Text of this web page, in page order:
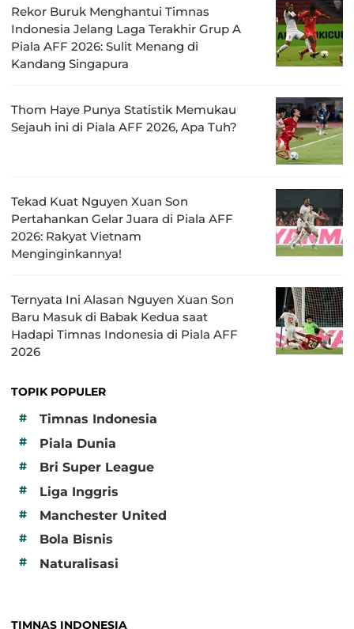
Rekor Buruk Menghantui Timnas
Indonesia Jelang Laga Terakhir Grup A
Piala AFF 2026: Sulit Menang di
Kandang Singapura
Thom Haye Punya Statistik Memukau
Sejauh ini di Piala AFF 2026, Apa Tuh?
Tekad Kuat Nguyen Xuan Son
Pertahankan Gelar Juara di Piala AFF
2026: Rakyat Vietnam
Menginginkannya!
Ternyata Ini Alasan Nguyen Xuan Son
Baru Masuk di Babak Kedua saat
Hadapi Timnas Indonesia di Piala AFF
2026
TOPIK POPULER
#
Timnas Indonesia
# Piala Dunia
# Bri Super League
# Liga Inggris
# Manchester United
# Bola Bisnis
# Naturalisasi
TIMNAS INDONESIA